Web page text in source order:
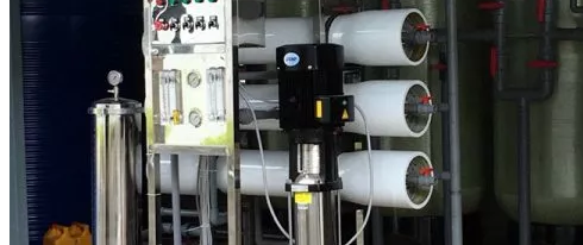
Linh kiện
Máy Ozone
Công Trình
Blog
Kiến Thức Chia sẻ
Tư Vấn Giải Pháp
Tìm kiếm: